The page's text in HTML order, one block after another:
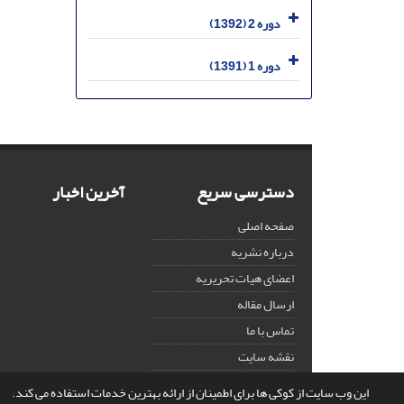
این وب سایت از کوکی ها برای اطمینان از ارائه بهترین خدمات استفاده می کند.
دوره 2 (1392)
دوره 1 (1391)
دسترسی سریع
صفحه اصلی
درباره نشریه
اعضای هیات تحریریه
ارسال مقاله
تماس با ما
نقشه سایت
آخرین اخبار